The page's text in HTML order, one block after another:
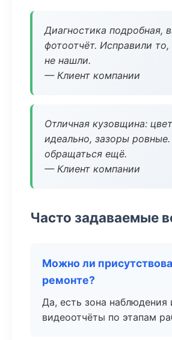
Диагностика подробная,
фотоотчёт. Исправили то,
не нашли.
— Клиент компании
Отличная кузовщина:
идеально, зазоры
обращаться ещё.
— Клиент компании
Часто задаваемые
Можно ли
ремонте?
Да, есть зона наблюдения
видеоотчёты по этапам